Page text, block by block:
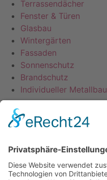
Terrassendächer
Fenster & Türen
Glasbau
Wintergärten
Fassaden
Sonnenschutz
Brandschutz
Individueller Metallbau
Service
Kontakt
Datenschutz
AGB